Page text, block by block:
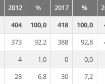
2012 % 2017 %
404 100,0 418 100,0
373 92,2 388 92,8
4 1,0 0
0,0
28 6,8 30
7,2